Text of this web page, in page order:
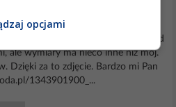
ten
Znalazłem tez polską
i tam również jest opisany przewód
ale wymiary ma nieco inne niż mój.
Dzięki za to zdjęcie. Bardzo mi Pan
1343901900_...
opcjami